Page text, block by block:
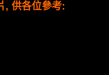
, 供各位參考: